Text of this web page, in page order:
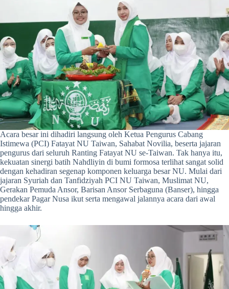
Acara besar ini dihadiri langsung oleh Ketua Pengurus Cabang
Istimewa (PCI) Fatayat NU Taiwan, Sahabat Novilia, beserta jajaran
pengurus dari seluruh Ranting Fatayat NU se-Taiwan. Tak hanya itu,
kekuatan sinergi batih Nahdliyin di bumi formosa terlihat sangat solid
dengan kehadiran segenap komponen keluarga besar NU. Mulai dari
jajaran Syuriah dan Tanfidziyah PCI NU Taiwan, Muslimat NU,
Gerakan Pemuda Ansor, Barisan Ansor Serbaguna (Banser), hingga
pendekar Pagar Nusa ikut serta mengawal jalannya acara dari awal
hingga akhir.